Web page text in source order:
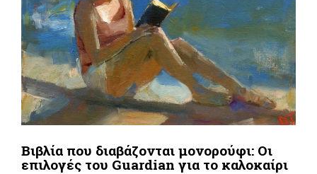
Βιβλία που διαβάζονται μονορούφι: Οι
επιλογές του Guardian για το καλοκαίρι